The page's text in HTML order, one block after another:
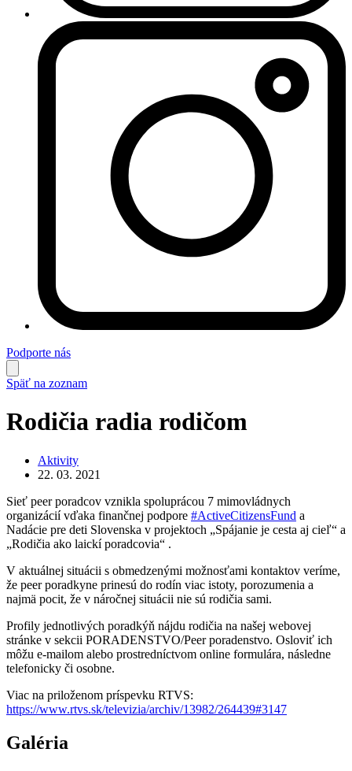
Podporte nás
Späť na zoznam
Rodičia radia rodičom
Aktivity
22. 03. 2021
Sieť peer poradcov vznikla spoluprácou 7 mimovládnych
organizácií vďaka finančnej podpore #ActiveCitizensFund a
Nadácie pre deti Slovenska v projektoch „Spájanie je cesta aj cieľ“ a
„Rodičia ako laickí poradcovia“ .
V aktuálnej situácii s obmedzenými možnosťami kontaktov veríme,
že peer poradkyne prinesú do rodín viac istoty, porozumenia a
najmä pocit, že v náročnej situácii nie sú rodičia sami.
Profily jednotlivých poradkýň nájdu rodičia na našej webovej
stránke v sekcii PORADENSTVO/Peer poradenstvo. Osloviť ich
môžu e-mailom alebo prostredníctvom online formulára, následne
telefonicky či osobne.
Viac na priloženom príspevku RTVS:
https://www.rtvs.sk/televizia/archiv/13982/264439#3147
Galéria